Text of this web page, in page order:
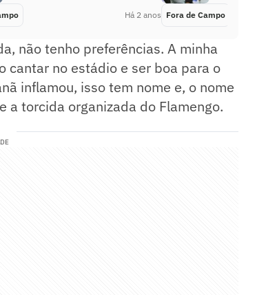
Há 2 anos Fora de Campo
não tenho preferências. A minha
cantar no estádio e ser boa para o
inflamou, isso tem nome e, o nome
a torcida organizada do Flamengo.